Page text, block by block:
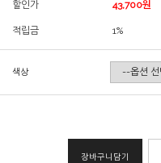
할인가 43,700원
적립금 1%
색상
장바구니담기